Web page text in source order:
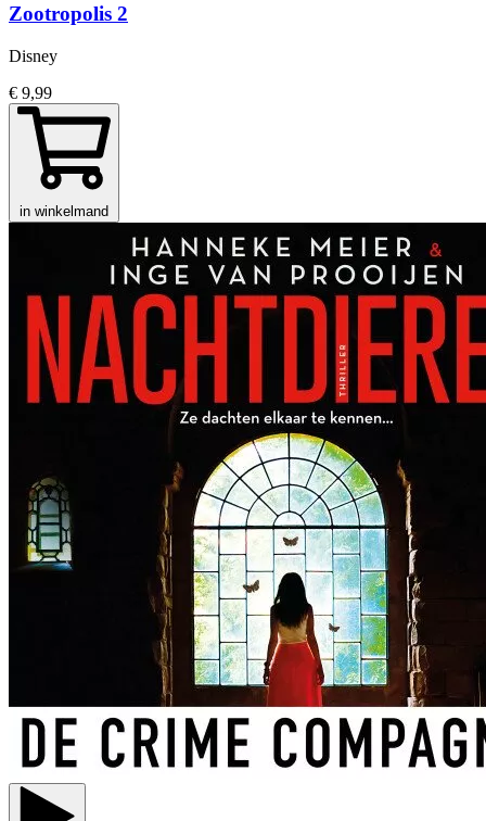
Zootropolis 2
Disney
€ 9,99
in winkelmand